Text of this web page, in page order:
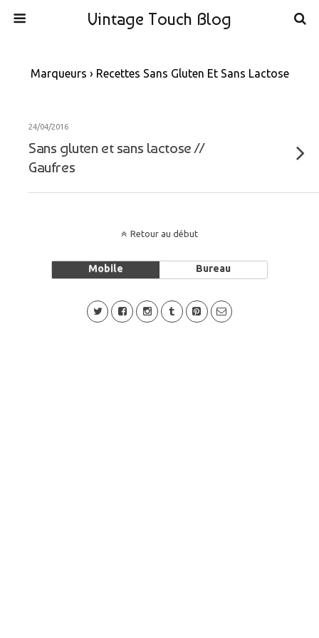
Vintage Touch Blog
Marqueurs › Recettes Sans Gluten Et Sans Lactose
24/04/2016
Sans gluten et sans lactose //
Gaufres
Retour au début
Mobile Bureau